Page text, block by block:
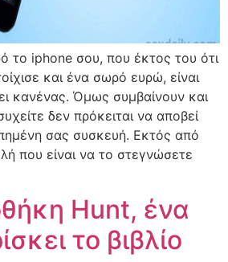
το iphone σου, που έκτος του ότι
και ένα σωρό ευρώ, είναι
κανένας. Όμως συμβαίνουν και
δεν πρόκειται να αποβεί
σας συσκευή. Εκτός από
που είναι να το στεγνώσετε
Hunt, ένα
το βιβλίο